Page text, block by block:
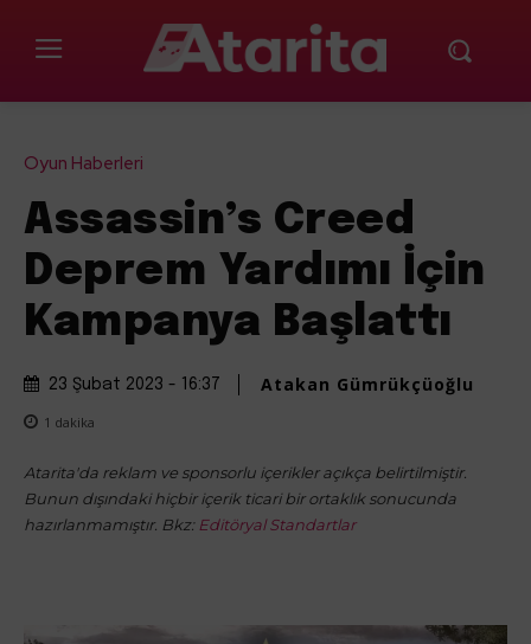
Oyun Haberleri
Assassin’s Creed
Deprem Yardımı İçin
Kampanya Başlattı
23 Şubat 2023 - 16:37 Atakan Gümrükçüoğlu
1 dakika
Atarita'da reklam ve sponsorlu içerikler açıkça belirtilmiştir.
Bunun dışındaki hiçbir içerik ticari bir ortaklık sonucunda
hazırlanmamıştır. Bkz: Editöryal Standartlar